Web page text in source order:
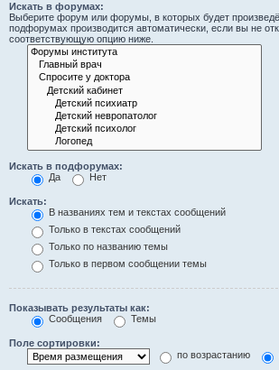
Искать в форумах:
Выберите форум или форумы, в которых будет
подфорумах производится автоматически, если вы не
соответствующую опцию ниже.
Искать в подфорумах:
Да
Нет
Искать:
В названиях тем и текстах сообщений
Только в текстах сообщений
Только по названию темы
Только в первом сообщении темы
Показывать результаты как:
Сообщения
Темы
Поле сортировки:
по возрастанию